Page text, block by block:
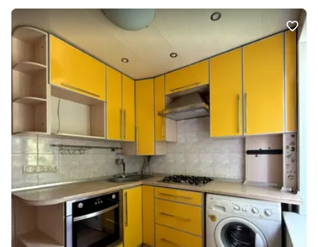
необхідне для комфортного життя.